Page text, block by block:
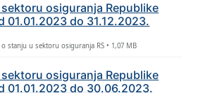
osiguranja Republike
01.01.2023 do 31.12.2023.
stanju u sektoru osiguranja RS • 1,07 MB
osiguranja Republike
01.01.2023 do 30.06.2023.